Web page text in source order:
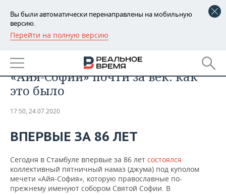
Вы были автоматически перенаправлены на мобильную
версию.
Перейти на полную версию
РЕГИОНЫ
БАШКОРТОСТАН
ТАТАРСТАН
НОВОСТИ
АНАЛИТИКА
ДЕКЛАРАЦИИ О ДОХОДАХ
ВУЗЫ ТАТАРСТАНА
БАНКИ
ПРОМЫШЛЕННОСТИ
АГРОПРОМ
НОВОСТИ НЕДВИЖИМОСТИ
АВТО
Первый пятничный намаз в
«Айя-Софии» почти за век: как
это было
17:50, 24.07.2020
ВПЕРВЫЕ ЗА 86 ЛЕТ
Сегодня в Стамбуле впервые за 86 лет состоялся
коллективный пятничный намаз (джума) под куполом
мечети «Айя-София», которую православные по-
прежнему именуют собором Святой Софии. В